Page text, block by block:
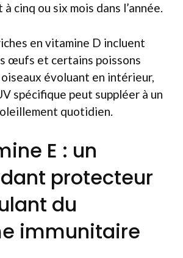
cinq ou six mois dans l’année.
en vitamine D incluent
œufs et certains poissons
évoluant en intérieur,
spécifique peut suppléer à un
quotidien.
E : un
protecteur
du
immunitaire